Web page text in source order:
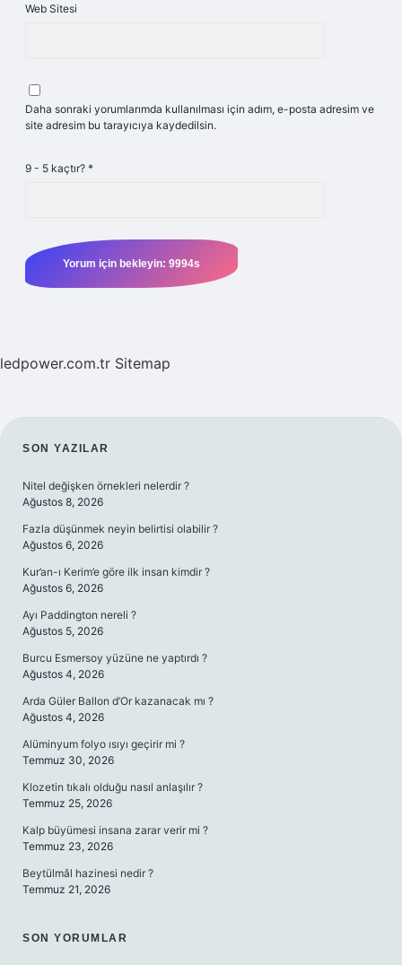
Web Sitesi
Daha sonraki yorumlarımda kullanılması için adım, e-posta adresim ve
site adresim bu tarayıcıya kaydedilsin.
9 - 5 kaçtır? *
ledpower.com.tr Sitemap
SIDEBAR
SON YAZILAR
Nitel değişken örnekleri nelerdir ?
Ağustos 8, 2026
Fazla düşünmek neyin belirtisi olabilir ?
Ağustos 6, 2026
Kur’an-ı Kerim’e göre ilk insan kimdir ?
Ağustos 6, 2026
Ayı Paddington nereli ?
Ağustos 5, 2026
Burcu Esmersoy yüzüne ne yaptırdı ?
Ağustos 4, 2026
Arda Güler Ballon d’Or kazanacak mı ?
Ağustos 4, 2026
Alüminyum folyo ısıyı geçirir mi ?
Temmuz 30, 2026
Klozetin tıkalı olduğu nasıl anlaşılır ?
Temmuz 25, 2026
Kalp büyümesi insana zarar verir mi ?
Temmuz 23, 2026
Beytülmâl hazinesi nedir ?
Temmuz 21, 2026
SON YORUMLAR